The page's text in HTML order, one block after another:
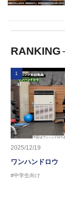
RANKING
1
2025/12/19
ワンハンドロウ
#中学生向け